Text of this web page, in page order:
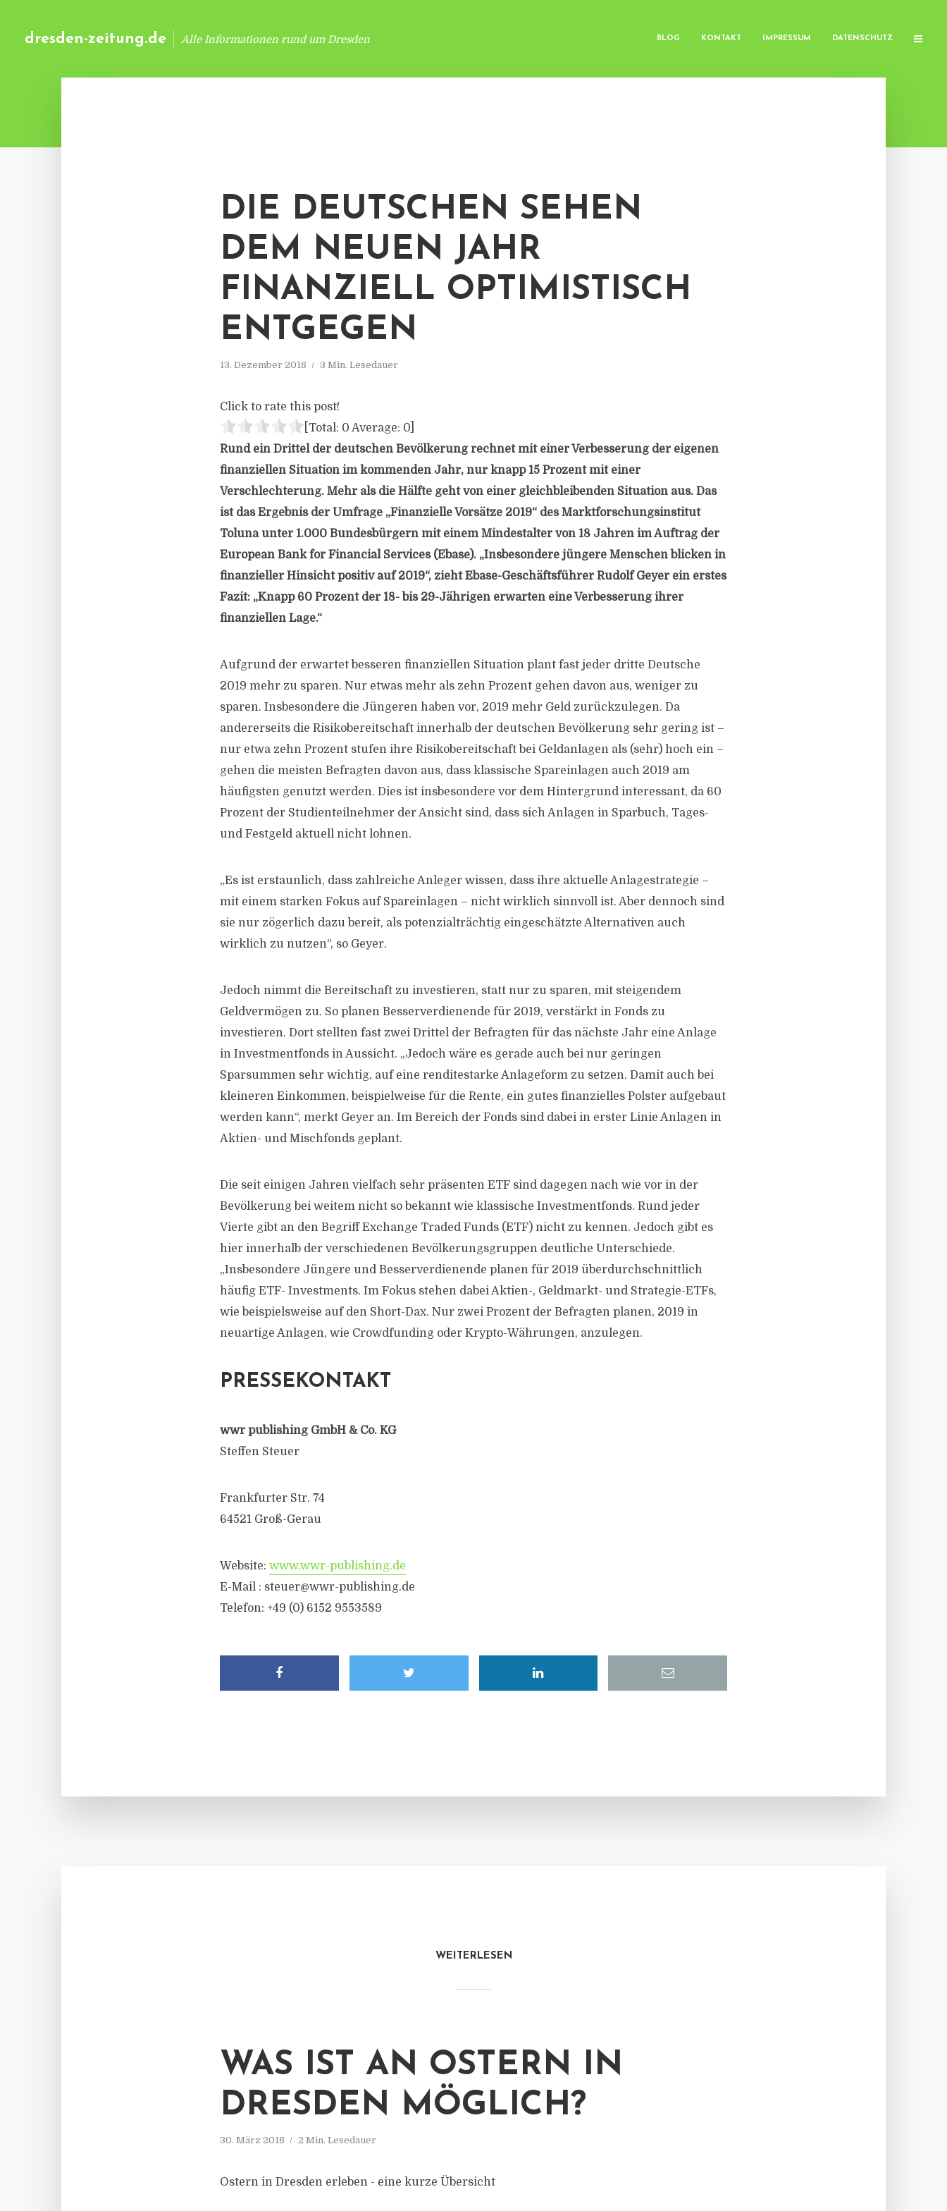
dresden-zeitung.de Alle Informationen rund um Dresden BLOG KONTAKT IMPRESSUM DATENSCHUTZ
DIE DEUTSCHEN SEHEN
DEM NEUEN JAHR
FINANZIELL OPTIMISTISCH
ENTGEGEN
13. Dezember 2018 3 Min. Lesedauer
Click to rate this post!
[Total: 0 Average: 0
Rund ein Drittel der deutschen Bevölkerung rechnet mit einer Verbesserung der eigenen
finanziellen Situation im kommenden Jahr, nur knapp 15 Prozent mit einer
Verschlechterung. Mehr als die Hälfte geht von einer gleichbleibenden Situation aus. Das
ist das Ergebnis der Umfrage „Finanzielle Vorsätze 2019“ des Marktforschungsinstitut
Toluna unter 1.000 Bundesbürgern mit einem Mindestalter von 18 Jahren im Auftrag der
European Bank for Financial Services (Ebase). „Insbesondere jüngere Menschen blicken in
finanzieller Hinsicht positiv auf 2019“, zieht Ebase-Geschäftsführer Rudolf Geyer ein erstes
Fazit: „Knapp 60 Prozent der 18- bis 29-Jährigen erwarten eine Verbesserung ihrer
finanziellen Lage.“
Aufgrund der erwartet besseren finanziellen Situation plant fast jeder dritte Deutsche
2019 mehr zu sparen. Nur etwas mehr als zehn Prozent gehen davon aus, weniger zu
sparen. Insbesondere die Jüngeren haben vor, 2019 mehr Geld zurückzulegen. Da
andererseits die Risikobereitschaft innerhalb der deutschen Bevölkerung sehr gering ist –
nur etwa zehn Prozent stufen ihre Risikobereitschaft bei Geldanlagen als (sehr) hoch ein –
gehen die meisten Befragten davon aus, dass klassische Spareinlagen auch 2019 am
häufigsten genutzt werden. Dies ist insbesondere vor dem Hintergrund interessant, da 60
Prozent der Studienteilnehmer der Ansicht sind, dass sich Anlagen in Sparbuch, Tages-
und Festgeld aktuell nicht lohnen.
„Es ist erstaunlich, dass zahlreiche Anleger wissen, dass ihre aktuelle Anlagestrategie –
mit einem starken Fokus auf Spareinlagen – nicht wirklich sinnvoll ist. Aber dennoch sind
sie nur zögerlich dazu bereit, als potenzialträchtig eingeschätzte Alternativen auch
wirklich zu nutzen“, so Geyer.
Jedoch nimmt die Bereitschaft zu investieren, statt nur zu sparen, mit steigendem
Geldvermögen zu. So planen Besserverdienende für 2019, verstärkt in Fonds zu
investieren. Dort stellten fast zwei Drittel der Befragten für das nächste Jahr eine Anlage
in Investmentfonds in Aussicht. „Jedoch wäre es gerade auch bei nur geringen
Sparsummen sehr wichtig, auf eine renditestarke Anlageform zu setzen. Damit auch bei
kleineren Einkommen, beispielweise für die Rente, ein gutes finanzielles Polster aufgebaut
werden kann“, merkt Geyer an. Im Bereich der Fonds sind dabei in erster Linie Anlagen in
Aktien- und Mischfonds geplant.
Die seit einigen Jahren vielfach sehr präsenten ETF sind dagegen nach wie vor in der
Bevölkerung bei weitem nicht so bekannt wie klassische Investmentfonds. Rund jeder
Vierte gibt an den Begriff Exchange Traded Funds (ETF) nicht zu kennen. Jedoch gibt es
hier innerhalb der verschiedenen Bevölkerungsgruppen deutliche Unterschiede.
„Insbesondere Jüngere und Besserverdienende planen für 2019 überdurchschnittlich
häufig ETF- Investments. Im Fokus stehen dabei Aktien-, Geldmarkt- und Strategie-ETFs,
wie beispielsweise auf den Short-Dax. Nur zwei Prozent der Befragten planen, 2019 in
neuartige Anlagen, wie Crowdfunding oder Krypto-Währungen, anzulegen.
PRESSEKONTAKT
wwr publishing GmbH & Co. KG
Steffen Steuer
Frankfurter Str. 74
64521 Groß-Gerau
Website: www.wwr-publishing.de
E-Mail : steuer@wwr-publishing.de
Telefon: +49 (0) 6152 9553589
WEITERLESEN
WAS IST AN OSTERN IN
DRESDEN MÖGLICH?
30. März 2018 2 Min. Lesedauer
Ostern in Dresden erleben - eine kurze Übersicht